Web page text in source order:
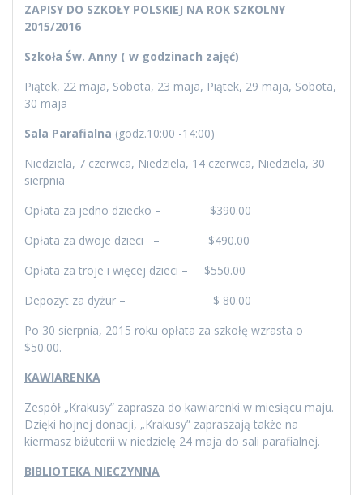
ZAPISY DO SZKOŁY POLSKIEJ NA ROK SZKOLNY
2015/2016
Szkoła Św. Anny ( w godzinach zajęć)
Piątek, 22 maja, Sobota, 23 maja, Piątek, 29 maja, Sobota,
30 maja
Sala Parafialna (godz.10:00 -14:00)
Niedziela, 7 czerwca, Niedziela, 14 czerwca, Niedziela, 30
sierpnia
Opłata za jedno dziecko – $390.00
Opłata za dwoje dzieci – $490.00
Opłata za troje i więcej dzieci – $550.00
Depozyt za dyżur – $ 80.00
Po 30 sierpnia, 2015 roku opłata za szkołę wzrasta o
$50.00.
KAWIARENKA
Zespół „Krakusy” zaprasza do kawiarenki w miesiącu maju.
Dzięki hojnej donacji, „Krakusy” zapraszają także na
kiermasz biżuterii w niedzielę 24 maja do sali parafialnej.
BIBLIOTEKA NIECZYNNA